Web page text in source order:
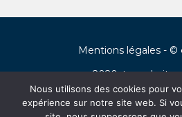
Mentions légales - ©
2020, tous droits
Nous utilisons des cookies pour
expérience sur notre site web. Si